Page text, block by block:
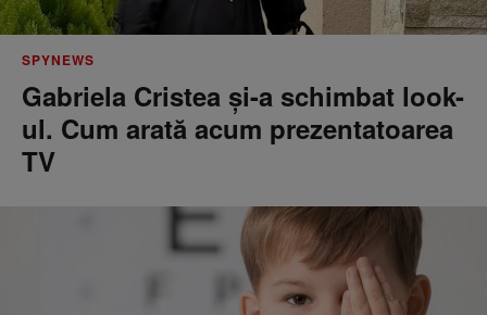
SPYNEWS
Gabriela Cristea și-a schimbat look-
ul. Cum arată acum prezentatoarea
TV